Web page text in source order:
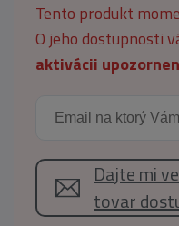
Tento produkt
O jeho dostupnosti
aktivácii
Dajte mi
tovar